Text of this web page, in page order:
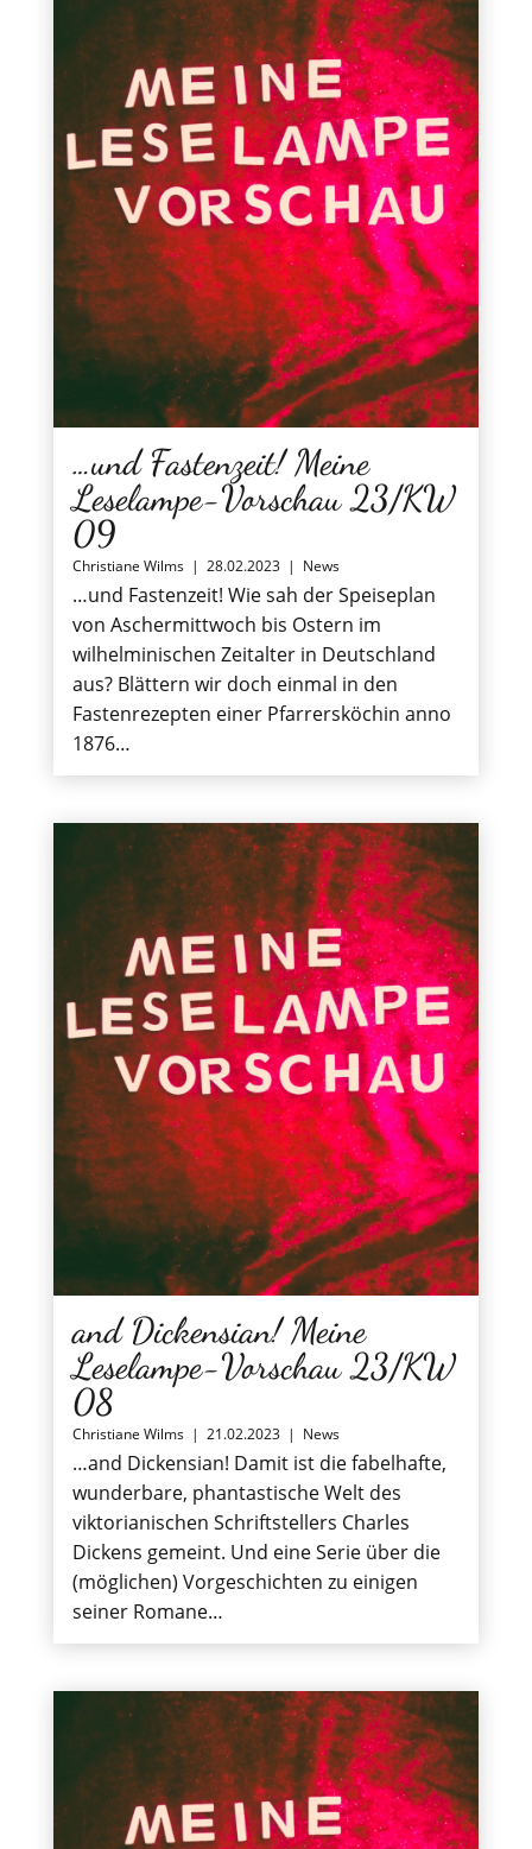
…und Fastenzeit! Meine
Leselampe-Vorschau 23/KW
09
Christiane Wilms | 28.02.2023 | News
…und Fastenzeit! Wie sah der Speiseplan
von Aschermittwoch bis Ostern im
wilhelminischen Zeitalter in Deutschland
aus? Blättern wir doch einmal in den
Fastenrezepten einer Pfarrersköchin anno
1876…
and Dickensian! Meine
Leselampe-Vorschau 23/KW
08
Christiane Wilms | 21.02.2023 | News
…and Dickensian! Damit ist die fabelhafte,
wunderbare, phantastische Welt des
viktorianischen Schriftstellers Charles
Dickens gemeint. Und eine Serie über die
(möglichen) Vorgeschichten zu einigen
seiner Romane…